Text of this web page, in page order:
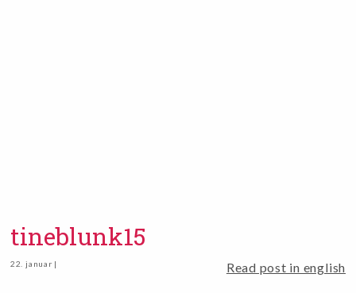
tineblunk15
22. januar | Read post in english